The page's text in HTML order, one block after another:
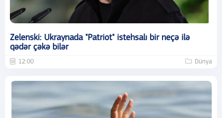
Zelenski: Ukraynada "Patriot" istehsalı bir neçə ilə
qədər çəkə bilər
12:00 Dünya